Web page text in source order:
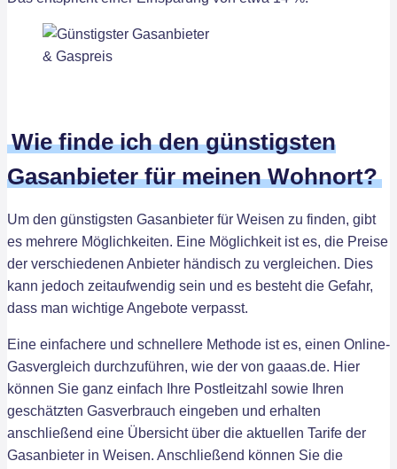
Wie finde ich den günstigsten
Gasanbieter für meinen Wohnort?
Um den günstigsten Gasanbieter für Weisen zu finden, gibt
es mehrere Möglichkeiten. Eine Möglichkeit ist es, die Preise
der verschiedenen Anbieter händisch zu vergleichen. Dies
kann jedoch zeitaufwendig sein und es besteht die Gefahr,
dass man wichtige Angebote verpasst.
Eine einfachere und schnellere Methode ist es, einen Online-
Gasvergleich durchzuführen, wie der von gaaas.de. Hier
können Sie ganz einfach Ihre Postleitzahl sowie Ihren
geschätzten Gasverbrauch eingeben und erhalten
anschließend eine Übersicht über die aktuellen Tarife der
Gasanbieter in Weisen. Anschließend können Sie die